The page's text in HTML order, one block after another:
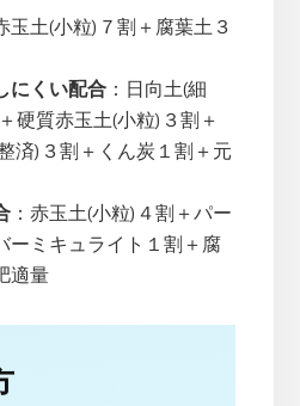
玉土(小粒)７割＋腐葉土３
にくい配合：日向土(細
硬質赤玉土(小粒)３割＋
済)３割＋くん炭１割＋元
：赤玉土(小粒)４割＋パー
ーミキュライト１割＋腐
適量